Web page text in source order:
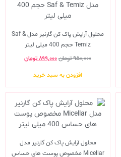
محلول آرایش پاک کن گارنیر مدل Saf &
Temiz حجم 400 میلی لیتر
۹۵۰,۰۰۰تومان۸۹۹,۰۰۰تومان
افزودن به سبد خرید
محلول آرایش پاک کن گارنیر مدل
Micellar مخصوص پوست های حساس